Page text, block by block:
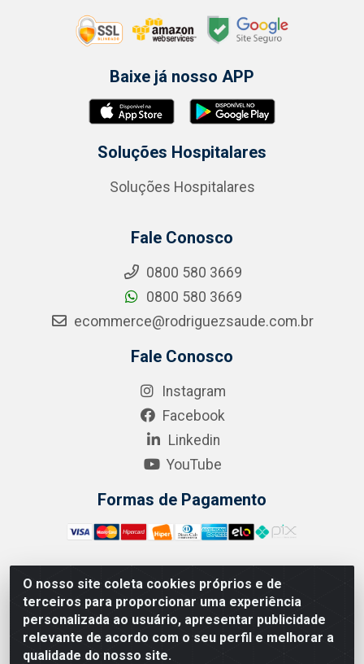
O nosso site coleta cookies próprios e de
terceiros para proporcionar uma experiência
personalizada ao usuário, apresentar publicidade
relevante de acordo com o seu perfil e melhorar a
qualidade do nosso site.
Baixe já nosso APP
Soluções Hospitalares
Soluções Hospitalares
Fale Conosco
0800 580 3669
0800 580 3669
ecommerce@rodriguezsaude.com.br
Fale Conosco
Instagram
Facebook
Linkedin
YouTube
Formas de Pagamento
A.R. RODRIGUEZ SOLUÇÕES EM SAÚDE - Endereço Av.
Joaquim Nabuco, 2235 - Centro, Manaus - AM, CEP
69020-031 - CNPJ 04.562.591/0001-41